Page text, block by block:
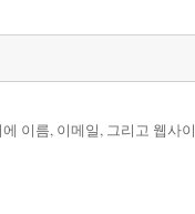
이름, 이메일, 그리고 웹사